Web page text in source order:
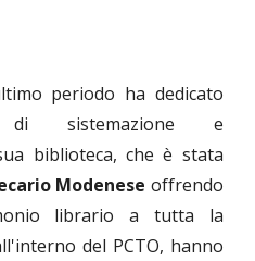
periodo ha dedicato
di sistemazione e
biblioteca, che è stata
Modenese offrendo
librario a tutta la
del PCTO, hanno